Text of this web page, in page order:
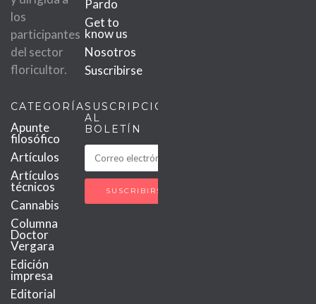
los
participantes
del sector
floricultor.
Pardo
Get to
know us
Nosotros
Suscribirse
CATEGORÍAS
Apunte
filosófico
Artículos
Artículos
técnicos
Cannabis
Columna
Doctor
Vergara
Edición
impresa
Editorial
SUSCRIPCIÓN
AL
BOLETÍN